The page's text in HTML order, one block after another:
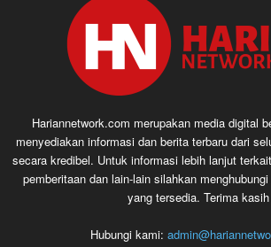
Hariannetwork.com merupakan media digital
menyediakan informasi dan berita terbaru dari
secara kredibel. Untuk informasi lebih lanjut
pemberitaan dan lain-lain silahkan
yang tersedia. Terima kasih
Hubungi kami: